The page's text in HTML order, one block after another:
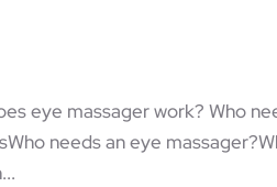
eye massager work? Who
needs an eye